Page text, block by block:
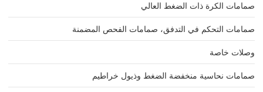
صمامات الكرة ذات الضغط العالي
صمامات التحكم في التدفق، صمامات الفحص المضمنة
وصلات خاصة
صمامات نحاسية منخفضة الضغط وذيول خراطيم